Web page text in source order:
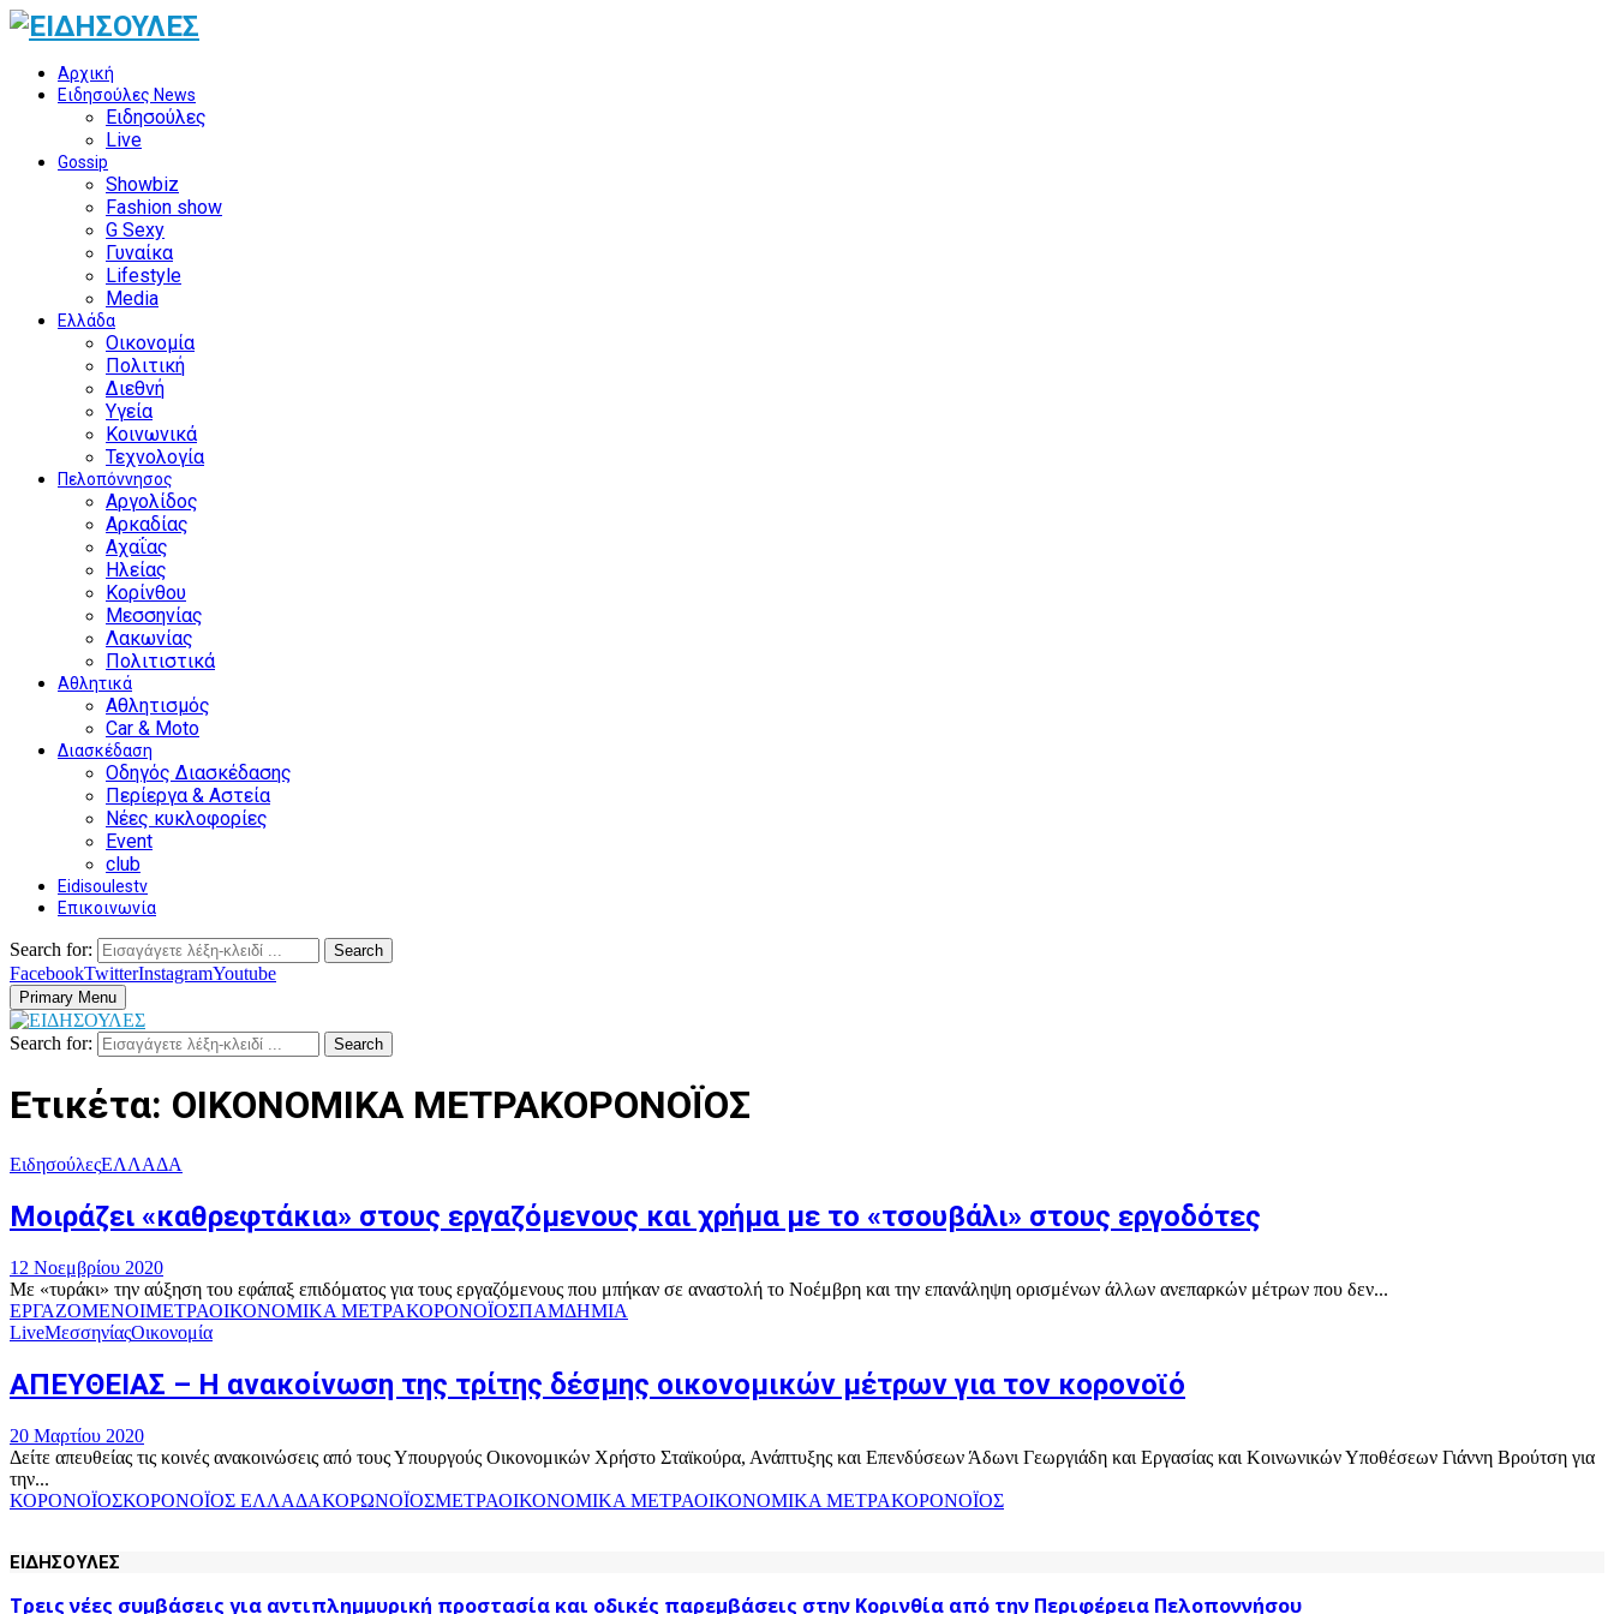
Αρχική
Ειδησούλες News
Ειδησούλες
Live
Gossip
Showbiz
Fashion show
G Sexy
Γυναίκα
Lifestyle
Media
Ελλάδα
Οικονομία
Πολιτική
Διεθνή
Υγεία
Κοινωνικά
Τεχνολογία
Πελοπόννησος
Αργολίδος
Αρκαδίας
Αχαΐας
Ηλείας
Κορίνθου
Μεσσηνίας
Λακωνίας
Πολιτιστικά
Αθλητικά
Αθλητισμός
Car & Moto
Διασκέδαση
Οδηγός Διασκέδασης
Περίεργα & Αστεία
Νέες κυκλοφορίες
Event
club
Eidisoulestv
Επικοινωνία
Search for: Search
FacebookTwitterInstagramYoutube
Primary Menu
Search for: Search
Ετικέτα: ΟΙΚΟΝΟΜΙΚΑ ΜΕΤΡΑΚΟΡΟΝΟΪΟΣ
ΕιδησούλεςΕΛΛΑΔΑ
Μοιράζει «καθρεφτάκια» στους εργαζόμενους και χρήμα με το «τσουβάλι» στους εργοδότες
12 Νοεμβρίου 2020
Με «τυράκι» την αύξηση του εφάπαξ επιδόματος για τους εργαζόμενους που μπήκαν σε αναστολή το Νοέμβρη και την επανάληψη ορισμένων άλλων ανεπαρκών μέτρων που δεν...
ΕΡΓΑΖΟΜΕΝΟΙΜΕΤΡΑΟΙΚΟΝΟΜΙΚΑ ΜΕΤΡΑΚΟΡΟΝΟΪΟΣΠΑΜΔΗΜΙΑ
LiveΜεσσηνίαςΟικονομία
ΑΠΕΥΘΕΙΑΣ – Η ανακοίνωση της τρίτης δέσμης οικονομικών μέτρων για τον κορονοϊό
20 Μαρτίου 2020
Δείτε απευθείας τις κοινές ανακοινώσεις από τους Υπουργούς Οικονομικών Χρήστο Σταϊκούρα, Ανάπτυξης και Επενδύσεων Άδωνι Γεωργιάδη και Εργασίας και Κοινωνικών Υποθέσεων Γιάννη Βρούτση για
την...
ΚΟΡΟΝΟΪΟΣΚΟΡΟΝΟΪΟΣ ΕΛΛΑΔΑΚΟΡΩΝΟΪΟΣΜΕΤΡΑΟΙΚΟΝΟΜΙΚΑ ΜΕΤΡΑΟΙΚΟΝΟΜΙΚΑ ΜΕΤΡΑΚΟΡΟΝΟΪΟΣ
ΕΙΔΗΣΟΥΛΕΣ
Τρεις νέες συμβάσεις για αντιπλημμυρική προστασία και οδικές παρεμβάσεις στην Κορινθία από την Περιφέρεια Πελοποννήσου